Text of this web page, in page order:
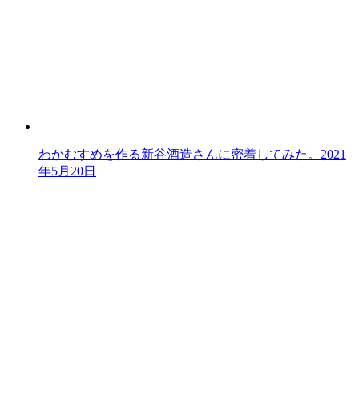
わかむすめを作る新谷酒造さんに密着してみた。 2021
年5月20日